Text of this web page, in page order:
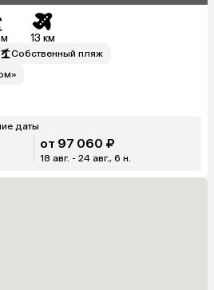
13 км
Собственный пляж
даты
от 97 060 ₽
18 авг. - 24 авг., 6 н.